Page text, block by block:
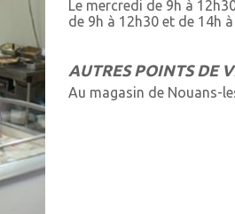
Le mercredi de 9h à
de 9h à 12h30 et de 14h
AUTRES POINTS DE
Au magasin de Nouans-